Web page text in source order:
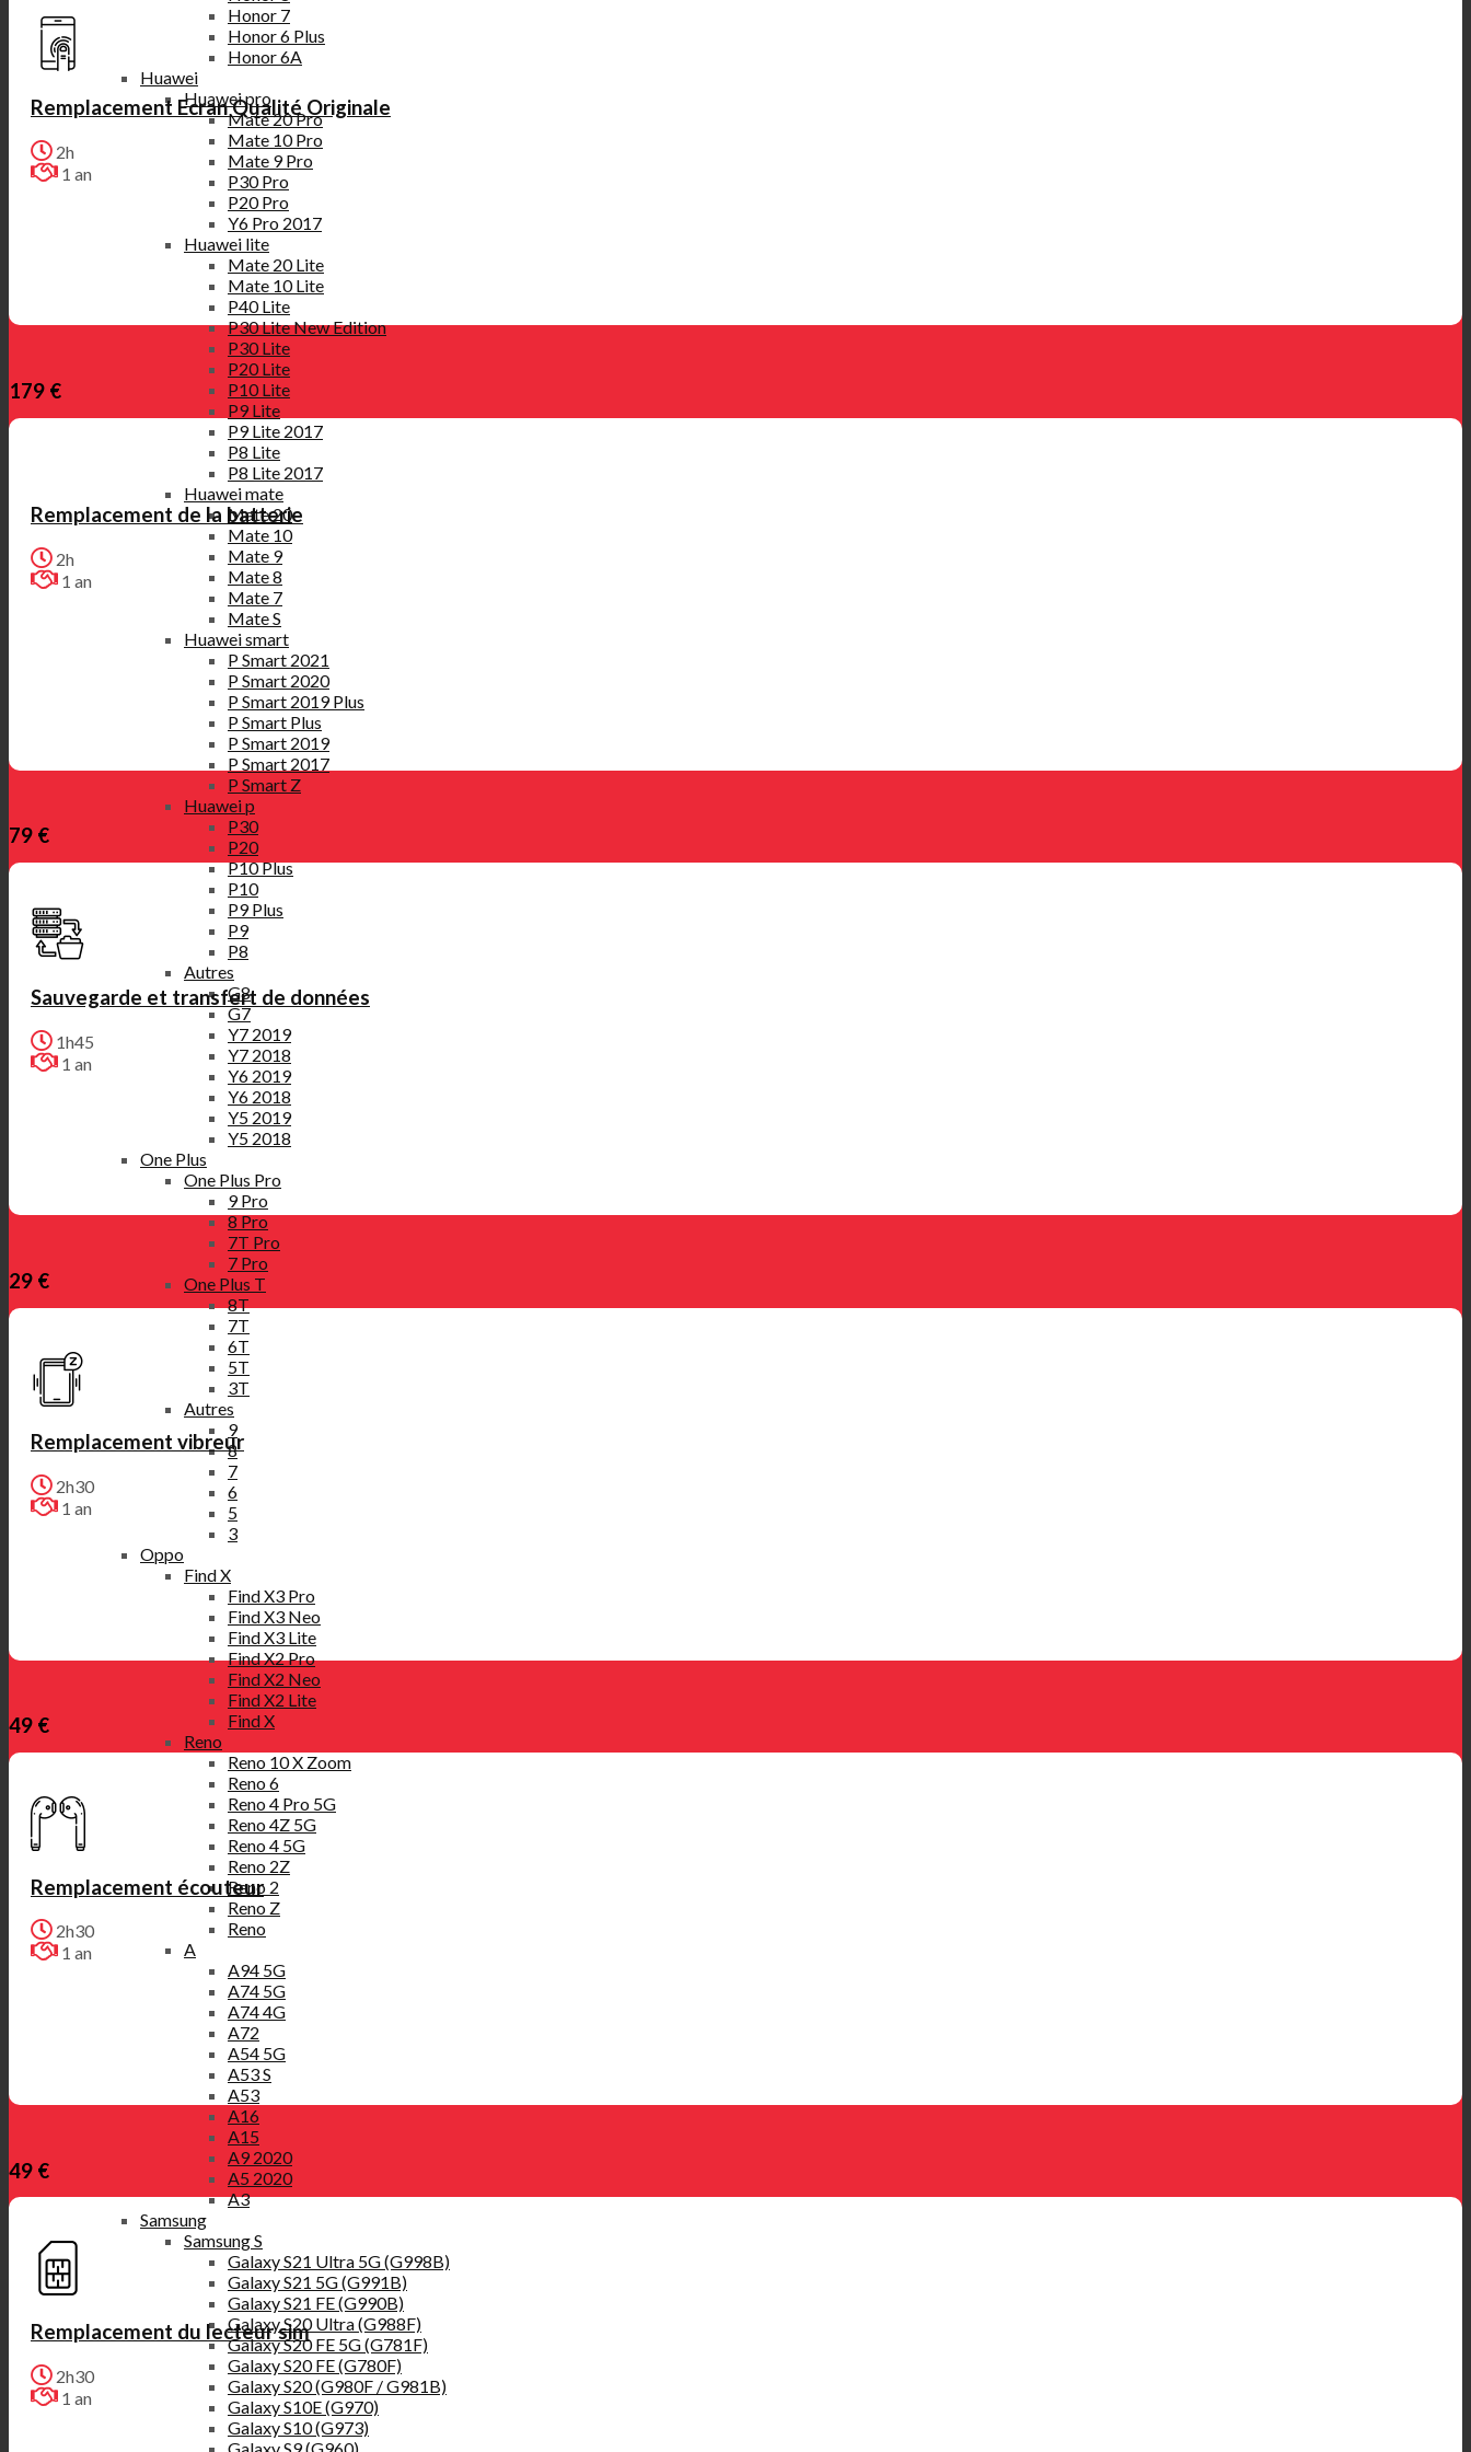
Honor 7
Honor 6 Plus
Honor 6A
Huawei
Huawei pro
Mate 20 Pro
Mate 10 Pro
Mate 9 Pro
P30 Pro
P20 Pro
Y6 Pro 2017
Huawei lite
Mate 20 Lite
Mate 10 Lite
P40 Lite
P30 Lite New Edition
P30 Lite
P20 Lite
P10 Lite
P9 Lite
P9 Lite 2017
P8 Lite
P8 Lite 2017
Huawei mate
Mate 20
Mate 10
Mate 9
Mate 8
Mate 7
Mate S
Huawei smart
P Smart 2021
P Smart 2020
P Smart 2019 Plus
P Smart Plus
P Smart 2019
P Smart 2017
P Smart Z
Huawei p
P30
P20
P10 Plus
P10
P9 Plus
P9
P8
Autres
G8
G7
Y7 2019
Y7 2018
Y6 2019
Y6 2018
Y5 2019
Y5 2018
One Plus
One Plus Pro
9 Pro
8 Pro
7T Pro
7 Pro
One Plus T
8T
7T
6T
5T
3T
Autres
9
8
7
6
5
3
Oppo
Find X
Find X3 Pro
Find X3 Neo
Find X3 Lite
Find X2 Pro
Find X2 Neo
Find X2 Lite
Find X
Reno
Reno 10 X Zoom
Reno 6
Reno 4 Pro 5G
Reno 4Z 5G
Reno 4 5G
Reno 2Z
Reno 2
Reno Z
Reno
A
A94 5G
A74 5G
A74 4G
A72
A54 5G
A53 S
A53
A16
A15
A9 2020
A5 2020
A3
Samsung
Samsung S
Galaxy S21 Ultra 5G (G998B)
Galaxy S21 5G (G991B)
Galaxy S21 FE (G990B)
Galaxy S20 Ultra (G988F)
Galaxy S20 FE 5G (G781F)
Galaxy S20 FE (G780F)
Galaxy S20 (G980F / G981B)
Galaxy S10E (G970)
Galaxy S10 (G973)
Remplacement Ecran Qualité Originale
2h
1 an
179 €
Remplacement de la batterie
2h
1 an
79 €
Sauvegarde et transfert de données
1h45
1 an
29 €
Remplacement vibreur
2h30
1 an
49 €
Remplacement écouteur
2h30
1 an
49 €
Remplacement du lecteur sim
2h30
1 an